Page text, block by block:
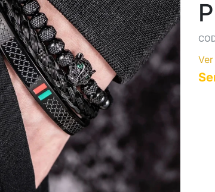
COLARES AÇO INOXIDÁVEL
COLARES CORRENTES